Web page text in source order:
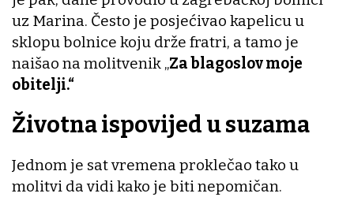
uz Marina. Često je posjećivao kapelicu u
sklopu bolnice koju drže fratri, a tamo je
naišao na molitvenik „Za blagoslov moje
obitelji.“
Životna ispovijed u suzama
Jednom je sat vremena proklečao tako u
molitvi da vidi kako je biti nepomičan.